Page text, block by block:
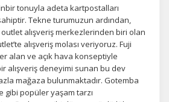
tonuyla adeta kartpostalları
Tekne turumuzun ardından,
outlet alışveriş merkezlerinden biri olan
alışveriş molası veriyoruz. Fuji
alan ve açık hava konseptiyle
alışveriş deneyimi sunan bu dev
mağaza bulunmaktadır. Gotemba
gibi popüler yaşam tarzı